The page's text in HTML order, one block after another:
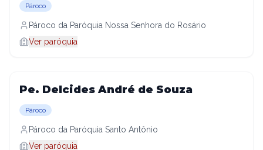
Pároco
Pároco da Paróquia Nossa Senhora do Rosário
Ver paróquia
Pe. Delcides André de Souza
Pároco
Pároco da Paróquia Santo Antônio
Ver paróquia